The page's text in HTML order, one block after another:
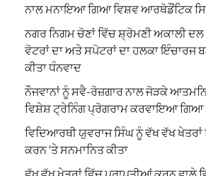
ਨਾਲ ਮਨਾਇਆ ਗਿਆ ਵਿਸ਼ਵ ਆਰਥੋਡੌਂਟਿਕ
ਨਗਰ ਨਿਗਮ ਚੋਣਾਂ ਵਿੱਚ ਸ਼੍ਰੋਮਣੀ ਅਕਾਲੀ
ਵੋਟਰਾਂ ਦਾ ਅਤੇ ਸਪੋਟਰਾਂ ਦਾ ਹਲਕਾ ਇੰਚਾਰਜ
ਕੀਤਾ ਧੰਨਵਾਦ
ਨੌਜਵਾਨਾਂ ਨੂੰ ਸਵੈ-ਰੋਜ਼ਗਾਰ ਨਾਲ ਜੋੜਕੇ
ਵਿਸ਼ੇਸ਼ ਟ੍ਰੇਨਿੰਗ ਪ੍ਰੋਗਰਾਮ ਕਰਵਾਇਆ ਗਿਆ
ਵਿਦਿਆਰਥੀ ਯੁਵਰਾਜ ਸਿੰਘ ਨੂੰ ਵੱਖ ਵੱਖ
ਕਰਨ ‘ਤੇ ਸਨਮਾਨਿਤ ਕੀਤਾ